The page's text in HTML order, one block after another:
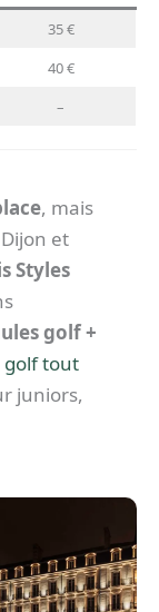
35 €
40 €
–
, mais
et
Styles
golf +
golf tout
juniors,